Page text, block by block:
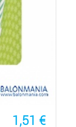
1,51 €